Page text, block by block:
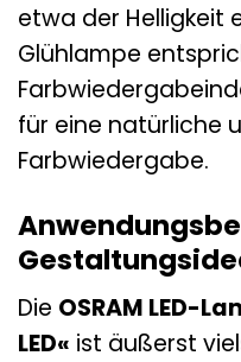
etwa der Helligkeit
Glühlampe
für eine natürliche
Farbwiedergabe.
Die OSRAM LED-
LED« ist äußerst